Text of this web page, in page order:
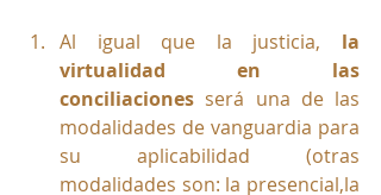
Al igual que la justicia, la
virtualidad en las
conciliaciones será una de las
modalidades de vanguardia para
su aplicabilidad (otras
modalidades son: la presencial,la